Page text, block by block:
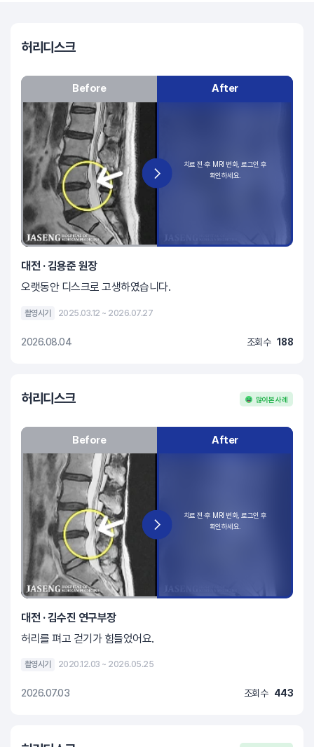
허리디스크
Before After
대전 · 김용준 원장
오랫동안 디스크로 고생하였습니다.
촬영시기 2025.03.12 ~ 2026.07.27
2026.08.04 조회수 188
허리디스크 많이 본 사례
Before After
대전 · 김수진 연구부장
허리를 펴고 걷기가 힘들었어요.
촬영시기 2020.12.03 ~ 2026.05.25
2026.07.03 조회수 443